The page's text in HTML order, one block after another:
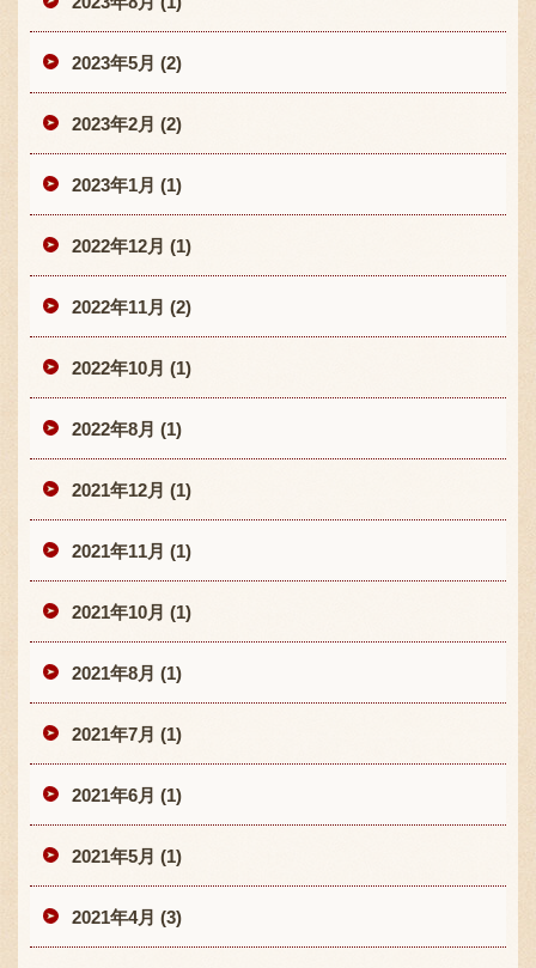
2023年5月 (2)
2023年2月 (2)
2023年1月 (1)
2022年12月 (1)
2022年11月 (2)
2022年10月 (1)
2022年8月 (1)
2021年12月 (1)
2021年11月 (1)
2021年10月 (1)
2021年8月 (1)
2021年7月 (1)
2021年6月 (1)
2021年5月 (1)
2021年4月 (3)